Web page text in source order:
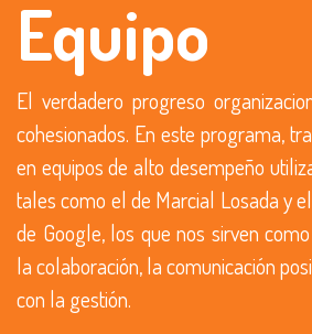
Equipo
El verdadero progreso
cohesionados. En este programa,
en equipos de alto desempeño
tales como el de Marcial Losada y
de Google, los que nos sirven
la colaboración, la comunicación
con la gestión.